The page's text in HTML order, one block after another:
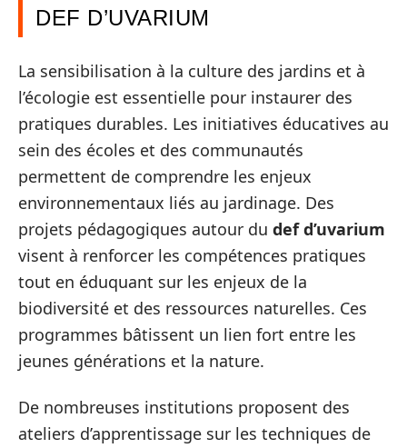
DEF D’UVARIUM
La sensibilisation à la culture des jardins et à
l’écologie est essentielle pour instaurer des
pratiques durables. Les initiatives éducatives au
sein des écoles et des communautés
permettent de comprendre les enjeux
environnementaux liés au jardinage. Des
projets pédagogiques autour du def d’uvarium
visent à renforcer les compétences pratiques
tout en éduquant sur les enjeux de la
biodiversité et des ressources naturelles. Ces
programmes bâtissent un lien fort entre les
jeunes générations et la nature.
De nombreuses institutions proposent des
ateliers d’apprentissage sur les techniques de